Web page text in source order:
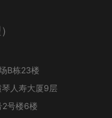
B栋23楼
人寿大厦9层
2号楼6楼